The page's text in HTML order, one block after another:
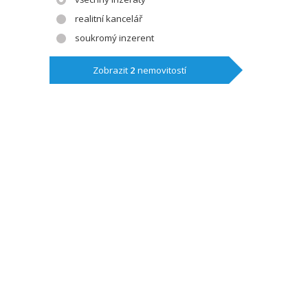
realitní kancelář
soukromý inzerent
Zobrazit 2 nemovitostí